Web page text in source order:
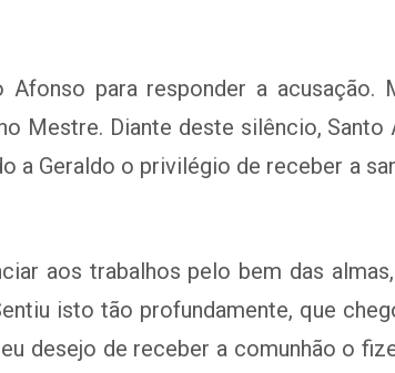
para responder a
Mestre. Diante deste silêncio,
a Geraldo o privilégio de receber a
aos trabalhos pelo bem das
isto tão profundamente, que
desejo de receber a comunhão o